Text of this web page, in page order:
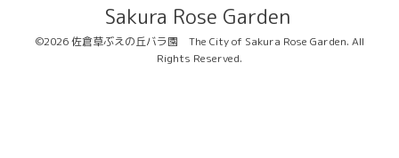
Sakura Rose Garden
©2026佐倉草ぶえの丘バラ園 The City of Sakura Rose Garden. All
Rights Reserved.